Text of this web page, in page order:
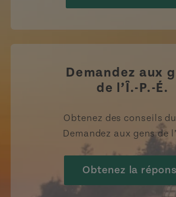
Demandez aux
de l’Î.-P.-É.
Obtenez des conseils
Demandez aux gens de
Obtenez la